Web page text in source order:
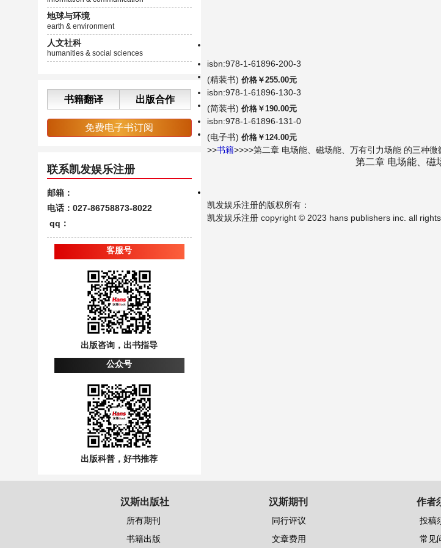
地球与环境
earth & environment
人文社科
humanities & social sciences
书籍翻译 出版合作
免费电子书订阅
联系凯发娱乐注册
邮箱：
电话：027-86758873-8022
qq：
客服号
出版咨询，出书指导
公众号
出版科普，好书推荐
isbn:978-1-61896-200-3
(精装书) 价格￥255.00元
isbn:978-1-61896-130-3
(简装书) 价格￥190.00元
isbn:978-1-61896-131-0
(电子书) 价格￥124.00元
>>书籍>>>>第二章 电场能、磁场能、万有引力场能 的三种微
第二章 电场能、磁
凯发娱乐注册的版权所有：
凯发娱乐注册 copyright © 2023 hans publishers inc. all rights
汉斯出版社
所有期刊
书籍出版
汉斯期刊
同行评议
文章费用
作者
投稿
常见